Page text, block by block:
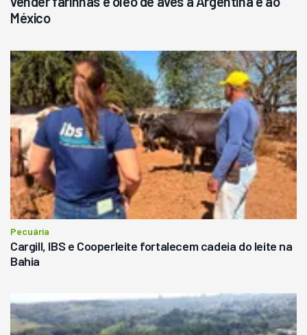
México
Pecuária
Cargill, IBS e Cooperleite fortalecem cadeia do leite na
Bahia